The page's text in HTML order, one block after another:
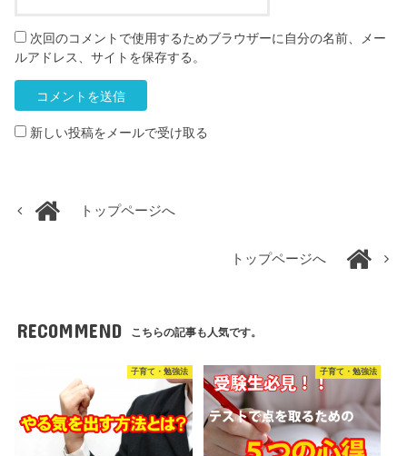
次回のコメントで使用するためブラウザーに自分の名前、メー
ルアドレス、サイトを保存する。
新しい投稿をメールで受け取る
トップページへ
トップページへ
RECOMMEND こちらの記事も人気です。
子育て・勉強法 子育て・勉強法